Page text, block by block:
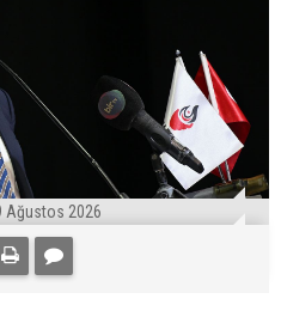
Ağustos 2026